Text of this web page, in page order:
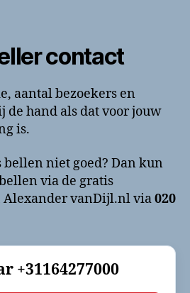
contact
aantal bezoekers en
de hand als dat voor jouw
is.
niet goed? Dan kun
via de gratis
vanDijl.nl via020
+31164277000